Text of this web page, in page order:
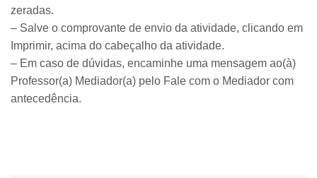
zeradas.
– Salve o comprovante de envio da atividade, clicando em
Imprimir, acima do cabeçalho da atividade.
– Em caso de dúvidas, encaminhe uma mensagem ao(à)
Professor(a) Mediador(a) pelo Fale com o Mediador com
antecedência.